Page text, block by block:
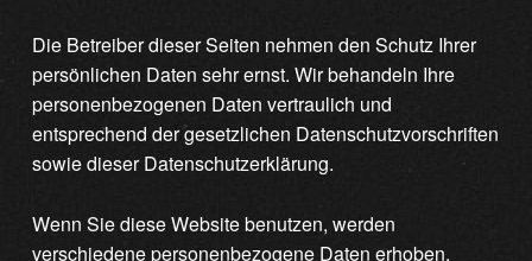
Die Betreiber dieser Seiten nehmen den Schutz Ihrer
persönlichen Daten sehr ernst. Wir behandeln Ihre
personenbezogenen Daten vertraulich und
entsprechend der gesetzlichen Datenschutzvorschriften
sowie dieser Datenschutzerklärung.
Wenn Sie diese Website benutzen, werden
verschiedene personenbezogene Daten erhoben.